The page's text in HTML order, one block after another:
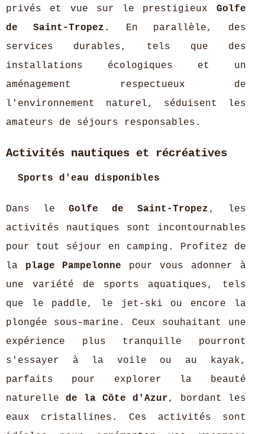
privés et vue sur le prestigieux Golfe
de Saint-Tropez . En parallèle, des
services durables, tels que des
installations écologiques et un
aménagement respectueux de
l'environnement naturel, séduisent les
amateurs de séjours responsables.
Activités nautiques et récréatives
Sports d'eau disponibles
Dans leGolfe de Saint-Tropez , les
activités nautiques sont incontournables
pour tout séjour en camping. Profitez de
la plage Pampelonne pour vous adonner à
une variété de sports aquatiques, tels
que le paddle, le jet-ski ou encore la
plongée sous-marine. Ceux souhaitant une
expérience plus tranquille pourront
s'essayer à la voile ou au kayak,
parfaits pour explorer la beauté
naturelle de la Côte d'Azur, bordant les
eaux cristallines. Ces activités sont